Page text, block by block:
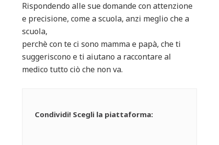
Rispondendo alle sue domande con attenzione
e precisione, come a scuola, anzi meglio che a
scuola,
perchè con te ci sono mamma e papà, che ti
suggeriscono e ti aiutano a raccontare al
medico tutto ciò che non va.
Condividi! Scegli la piattaforma: